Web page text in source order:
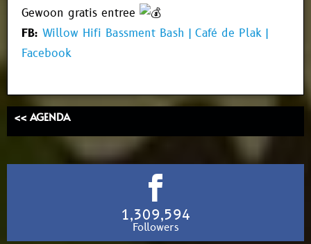
Gewoon gratis entree
FB: Willow Hifi Bassment Bash | Café de Plak |
Facebook
<< AGENDA
1,309,594
Followers